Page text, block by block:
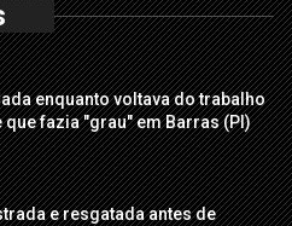
enquanto voltava do trabalho
fazia "grau" em Barras (PI)
e resgatada antes de